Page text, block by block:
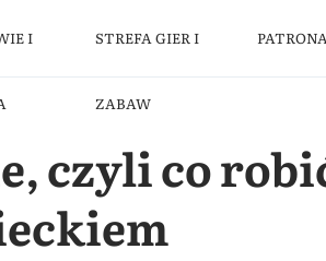
I STREFA GIER I
ZABAW
czyli co